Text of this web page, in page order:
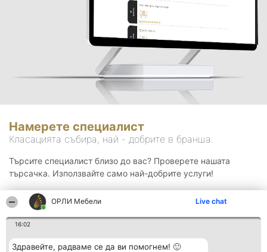
ОРЛИ Мебели Live chat
16:02
Здравейте, радваме се да ви помогнем! 🙂
Намерете специалист
Класацията събира, най - добрите в бранша.
Търсите специалист близо до вас? Проверете нашата
търсачка. Използвайте само най-добрите услуги!